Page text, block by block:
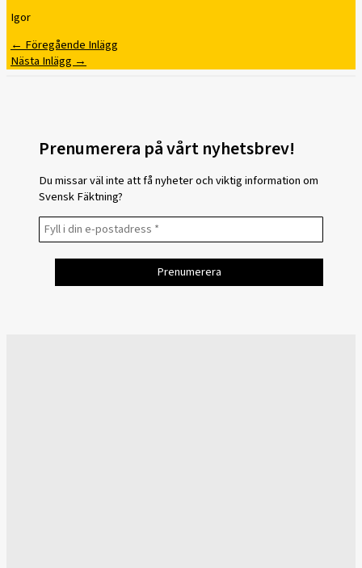
Igor
← Föregående Inlägg
Nästa Inlägg →
Prenumerera på vårt nyhetsbrev!
Du missar väl inte att få nyheter och viktig information om
Svensk Fäktning?